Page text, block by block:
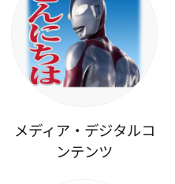
メディア・デジタルコ
ンテンツ